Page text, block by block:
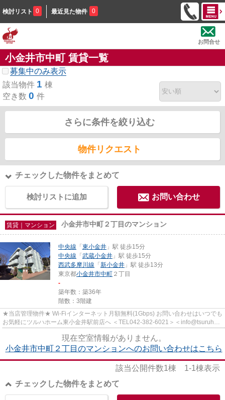
検討リスト 0 最近見た物件 0
お問合せ
小金井市中町 賃貸一覧
募集中のみ表示
該当物件 1 棟
空き数 0 件
さらに条件を絞り込む
物件リクエスト
チェックした物件をまとめて
検討リストに追加 お問い合わせ
賃貸｜マンション 小金井市中町２丁目のマンション
中央線 「 東小金井 」駅 徒歩15分
中央線 「 武蔵小金井 」駅 徒歩15分
西武多摩川線 「 新小金井 」駅 徒歩13分
東京都小金井市中町 ２丁目
-
築年数：築36年
階数：3階建
★当店管理物件★ Wi-Fiインターネット月額無料(1Gbps) お問い合わせはいつでも
お気軽にツルハホーム東小金井駅前店へ ＜TEL042-382-6021＞＜info@tsuruha-
現在空室情報がありません。
小金井市中町２丁目のマンションへのお問い合わせはこちら
該当公開件数1棟 1-1棟表示
チェックした物件をまとめて